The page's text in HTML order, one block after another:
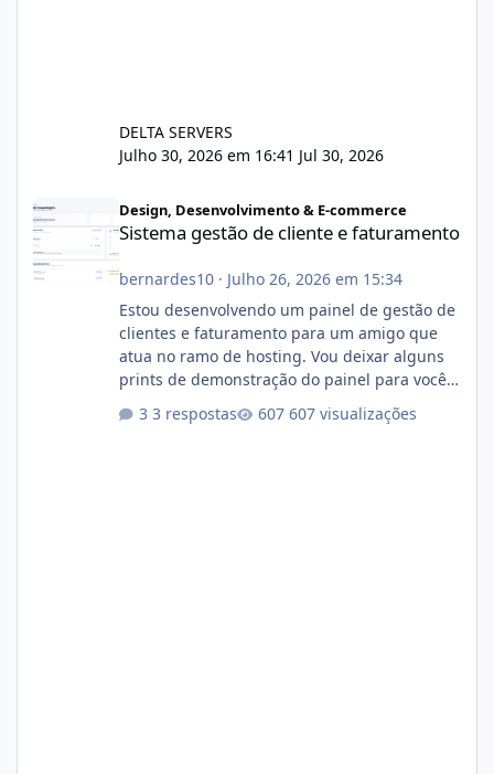
DELTA SERVERS
Julho 30, 2026 em 16:41 Jul 30, 2026
Design, Desenvolvimento & E-commerce
Sistema gestão de cliente e faturamento
bernardes10· Julho 26, 2026 em 15:34
Estou desenvolvendo um painel de gestão de
clientes e faturamento para um amigo que
atua no ramo de hosting. Vou deixar alguns
prints de demonstração do painel para vocês
darem a opinião de vocês. O sistema já está
com cerca de 80% concluído e conta com
3 respostas 607 visualizações